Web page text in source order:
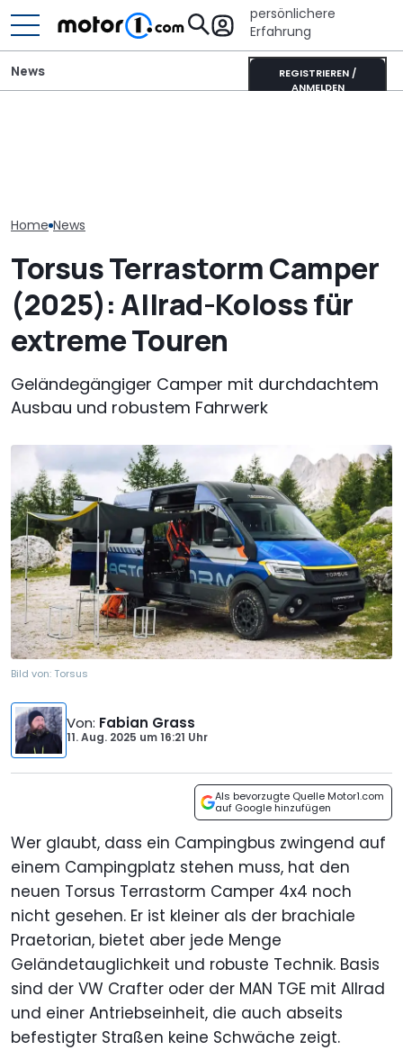
persönlichere
Erfahrung
REGISTRIEREN /
ANMELDEN
News
Home News
Torsus Terrastorm Camper
(2025): Allrad-Koloss für
extreme Touren
Geländegängiger Camper mit durchdachtem
Ausbau und robustem Fahrwerk
Bild von: Torsus
Von: Fabian Grass
11. Aug. 2025 um16:21 Uhr
Als bevorzugte Quelle Motor1.com
auf Google hinzufügen
Wer glaubt, dass ein Campingbus zwingend auf
einem Campingplatz stehen muss, hat den
neuen Torsus Terrastorm Camper 4x4 noch
nicht gesehen. Er ist kleiner als der brachiale
Praetorian, bietet aber jede Menge
Geländetauglichkeit und robuste Technik. Basis
sind der VW Crafter oder der MAN TGE mit Allrad
und einer Antriebseinheit, die auch abseits
befestigter Straßen keine Schwäche zeigt.